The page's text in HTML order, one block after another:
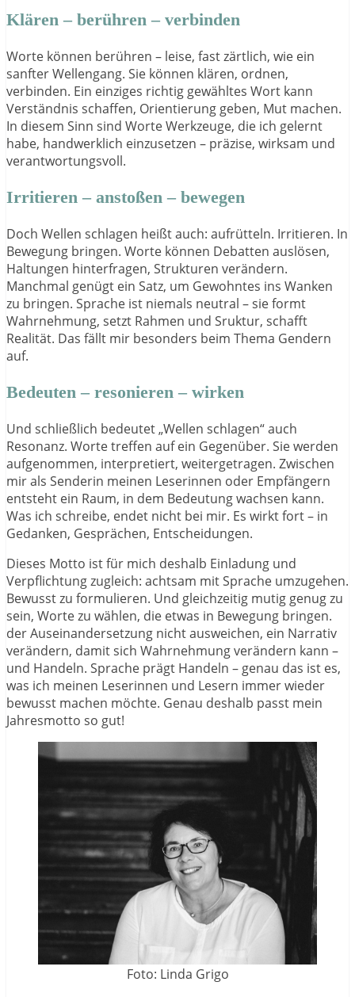
Klären – berühren – verbinden
Worte können berühren – leise, fast zärtlich, wie ein
sanfter Wellengang. Sie können klären, ordnen,
verbinden. Ein einziges richtig gewähltes Wort kann
Verständnis schaffen, Orientierung geben, Mut machen.
In diesem Sinn sind Worte Werkzeuge, die ich gelernt
habe, handwerklich einzusetzen – präzise, wirksam und
verantwortungsvoll.
Irritieren – anstoßen – bewegen
Doch Wellen schlagen heißt auch: aufrütteln. Irritieren. In
Bewegung bringen. Worte können Debatten auslösen,
Haltungen hinterfragen, Strukturen verändern.
Manchmal genügt ein Satz, um Gewohntes ins Wanken
zu bringen. Sprache ist niemals neutral – sie formt
Wahrnehmung, setzt Rahmen und Sruktur, schafft
Realität. Das fällt mir besonders beim Thema Gendern
auf.
Bedeuten – resonieren – wirken
Und schließlich bedeutet „Wellen schlagen“ auch
Resonanz. Worte treffen auf ein Gegenüber. Sie werden
aufgenommen, interpretiert, weitergetragen. Zwischen
mir als Senderin meinen Leserinnen oder Empfängern
entsteht ein Raum, in dem Bedeutung wachsen kann.
Was ich schreibe, endet nicht bei mir. Es wirkt fort – in
Gedanken, Gesprächen, Entscheidungen.
Dieses Motto ist für mich deshalb Einladung und
Verpflichtung zugleich: achtsam mit Sprache umzugehen.
Bewusst zu formulieren. Und gleichzeitig mutig genug zu
sein, Worte zu wählen, die etwas in Bewegung bringen.
der Auseinandersetzung nicht ausweichen, ein Narrativ
verändern, damit sich Wahrnehmung verändern kann –
und Handeln. Sprache prägt Handeln – genau das ist es,
was ich meinen Leserinnen und Lesern immer wieder
bewusst machen möchte. Genau deshalb passt mein
Jahresmotto so gut!
Foto: Linda Grigo